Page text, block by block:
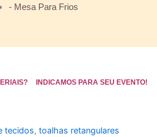
- Mesa Para Frios
INDICAMOS PARA SEU EVENTO!
tecidos, toalhas retangulares